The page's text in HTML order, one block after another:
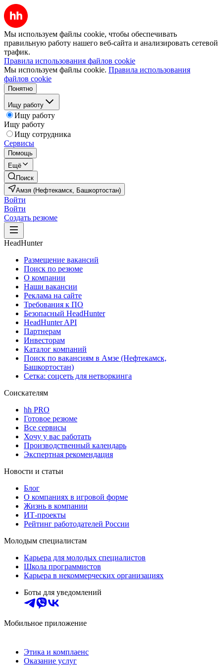
Мы используем файлы cookie, чтобы обеспечивать
правильную работу нашего веб-сайта и анализировать сетевой
трафик.
Правила использования файлов cookie
Мы используем файлы cookie. Правила использования
файлов cookie
Понятно
Ищу работу
Ищу работу
Ищу работу
Ищу сотрудника
Сервисы
Помощь
Ещё
Поиск
Амзя (Нефтекамск, Башкортостан)
Войти
Войти
Создать резюме
HeadHunter
Размещение вакансий
Поиск по резюме
О компании
Наши вакансии
Реклама на сайте
Требования к ПО
Безопасный HeadHunter
HeadHunter API
Партнерам
Инвесторам
Каталог компаний
Поиск по вакансиям в Амзе (Нефтекамск,
Башкортостан)
Сетка: соцсеть для нетворкинга
Соискателям
hh PRO
Готовое резюме
Все сервисы
Хочу у вас работать
Производственный календарь
Экспертная рекомендация
Новости и статьи
Блог
О компаниях в игровой форме
Жизнь в компании
ИТ-проекты
Рейтинг работодателей России
Молодым специалистам
Карьера для молодых специалистов
Школа программистов
Карьера в некоммерческих организациях
Боты для уведомлений
Мобильное приложение
Этика и комплаенс
Оказание услуг